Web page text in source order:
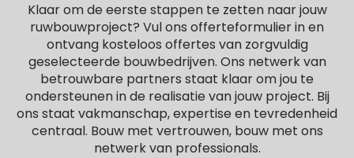
Klaar om de eerste stappen te zetten naar jouw
ruwbouwproject? Vul ons offerteformulier in en
ontvang kosteloos offertes van zorgvuldig
geselecteerde bouwbedrijven. Ons netwerk van
betrouwbare partners staat klaar om jou te
ondersteunen in de realisatie van jouw project. Bij
ons staat vakmanschap, expertise en tevredenheid
centraal. Bouw met vertrouwen, bouw met ons
netwerk van professionals.